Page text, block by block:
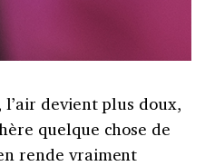
l’air devient plus doux,
quelque chose de
rende vraiment